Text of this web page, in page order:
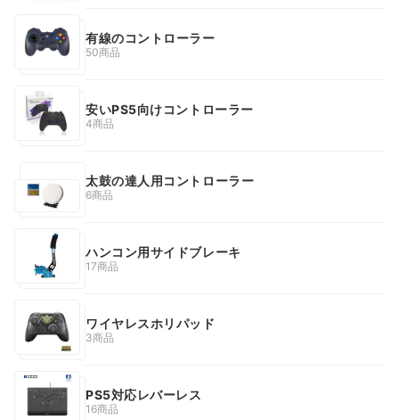
有線のコントローラー
50商品
安いPS5向けコントローラー
4商品
太鼓の達人用コントローラー
6商品
ハンコン用サイドブレーキ
17商品
ワイヤレスホリパッド
3商品
PS5対応レバーレス
16商品